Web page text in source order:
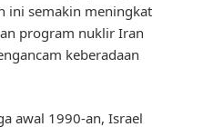
ini semakin meningkat
program nuklir Iran
keberadaan
awal 1990-an, Israel